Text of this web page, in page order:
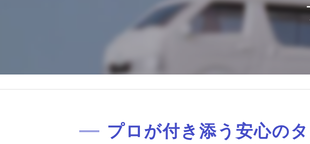
札幌市の介護タクシー･合同会社K&Sのお客様の声
プロが付き添う安心の